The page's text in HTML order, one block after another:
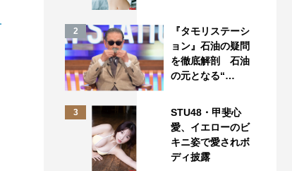
2
『タモリステーシ
ョン』石油の疑問
を徹底解剖 石油
の元となる“…
3
STU48・甲斐心
愛、イエローのビ
キニ姿で愛されボ
ディ披露